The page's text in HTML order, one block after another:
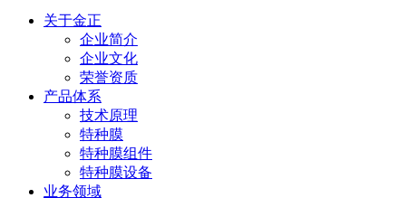
关于金正
企业简介
企业文化
荣誉资质
产品体系
技术原理
特种膜
特种膜组件
特种膜设备
业务领域